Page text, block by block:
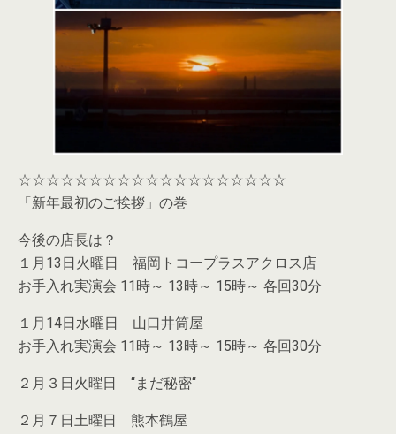
☆☆☆☆☆☆☆☆☆☆☆☆☆☆☆☆☆☆☆
「新年最初のご挨拶」の巻
今後の店長は？
１月13日火曜日 福岡トコープラスアクロス店
お手入れ実演会 11時～ 13時～ 15時～ 各回30分
１月14日水曜日 山口井筒屋
お手入れ実演会 11時～ 13時～ 15時～ 各回30分
２月３日火曜日 “まだ秘密“
２月７日土曜日 熊本鶴屋